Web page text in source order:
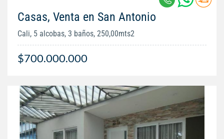
Casas, Venta en San Antonio
Cali, 5 alcobas, 3 baños, 250,00mts2
$700.000.000